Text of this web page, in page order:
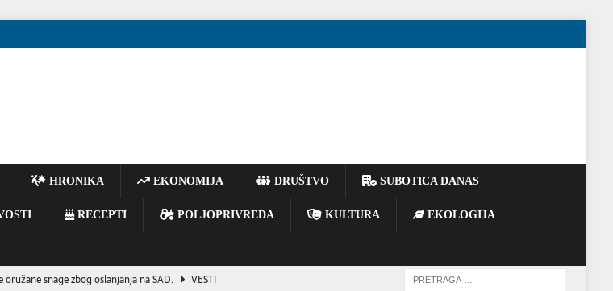
HRONIKA EKONOMIJA DRUŠTVO SUBOTICA DANAS
RECEPTI POLJOPRIVREDA KULTURA EKOLOGIJA
snage zbog oslanjanja na SAD.
VESTI